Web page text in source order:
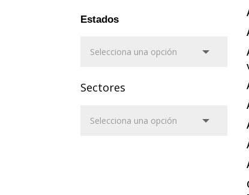
Estados
Sectores